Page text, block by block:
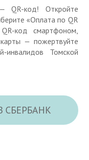
QR-код! Откройте
«Оплата по QR
код смартфоном,
— пожертвуйте
Томской
СБЕРБАНК